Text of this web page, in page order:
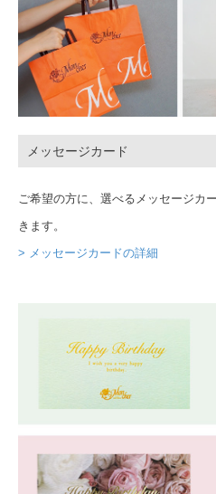
メッセージカード
ご希望の方に、選べるメッセージカ
きます。
> メッセージカードの詳細